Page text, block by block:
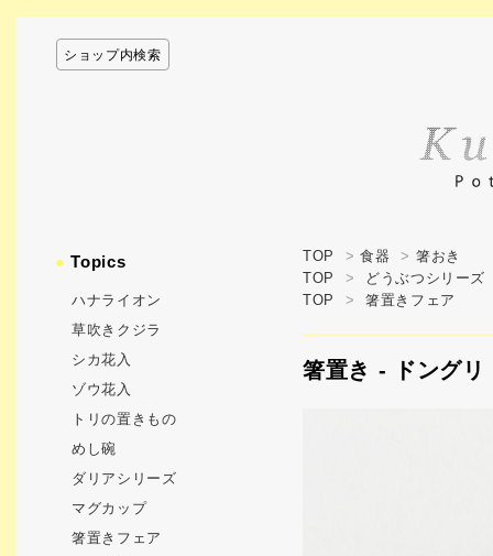
ショップ内検索
TOP > 食器 > 箸おき
TOP
>
どうぶつシリーズ
TOP
> 箸置きフェア
箸置き - ドングリ
●Topics
ハナライオン
草吹きクジラ
シカ花入
ゾウ花入
トリの置きもの
めし碗
ダリアシリーズ
マグカップ
箸置きフェア